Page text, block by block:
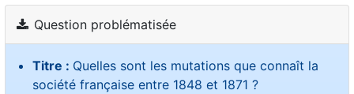
Question problématisée
Titre : Quelles sont les mutations que connaît la
société française entre 1848 et 1871 ?